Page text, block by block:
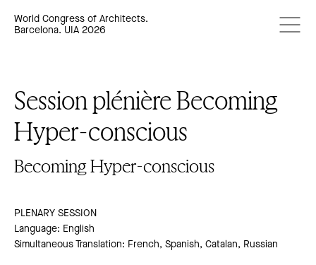
World Congress of Architects.
Barcelona. UIA 2026
Session plénière Becoming
Hyper-conscious
Becoming Hyper-conscious
PLENARY SESSION
Language: English
Simultaneous Translation: French, Spanish, Catalan, Russian